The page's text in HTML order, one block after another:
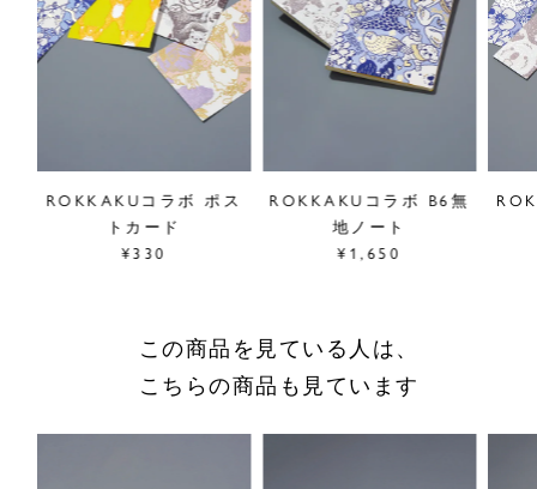
※こちらの商品のお買い上げポイントは会員ランクに関わら
ず一律1%です。またポイントはご使用いただけません。
サイズ／W315×H162mm 文庫本サイズ(厚さ3cm)対応
商品番号
89GF999241
採寸について
ショッピングガイドはこちら
サイズをお悩みの方へ
ROKKAKUコラボ ポス
トカード
¥330
ROKKAKUコラボ B6無
地ノート
¥1,650
この商品を見ている人は、
こちらの商品も見ています